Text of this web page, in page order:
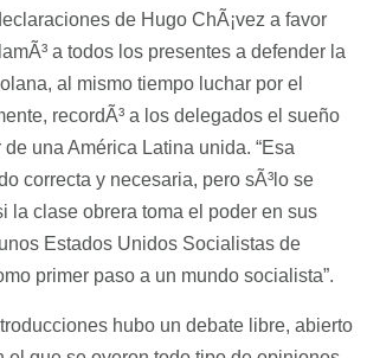
de Hugo ChÃ¡vez a favor
a todos los presentes a defender la
al mismo tiempo luchar por el
recordÃ³ a los delegados el sueño
una América Latina unida. “Esa
correcta y necesaria, pero sÃ³lo se
la clase obrera toma el poder en sus
Estados Unidos Socialistas de
primer paso a un mundo socialista”.
hubo un debate libre, abierto